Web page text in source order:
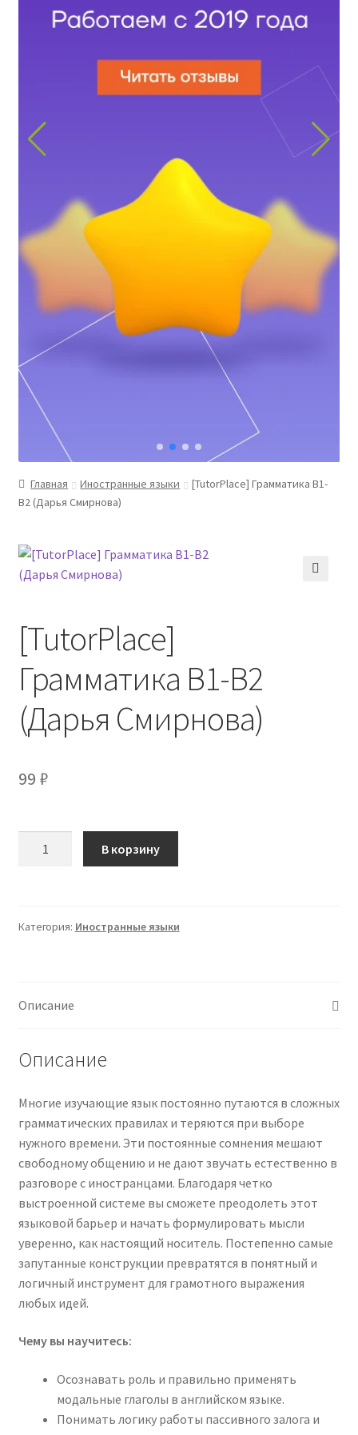
Главная Иностранные языки
[TutorPlace] Грамматика В1-
B2 (Дарья Смирнова)
[TutorPlace]
Грамматика В1-B2
(Дарья Смирнова)
99 ₽
В1-
В корзину
Категория: Иностранные языки
Описание
Описание
Многие изучающие язык постоянно путаются в сложных
грамматических правилах и теряются при выборе
нужного времени. Эти постоянные сомнения мешают
свободному общению и не дают звучать естественно в
разговоре с иностранцами. Благодаря четко
выстроенной системе вы сможете преодолеть этот
языковой барьер и начать формулировать мысли
уверенно, как настоящий носитель. Постепенно самые
запутанные конструкции превратятся в понятный и
логичный инструмент для грамотного выражения
любых идей.
Чему вы научитесь:
Осознавать роль и правильно применять
модальные глаголы в английском языке.
Понимать логику работы пассивного залога и